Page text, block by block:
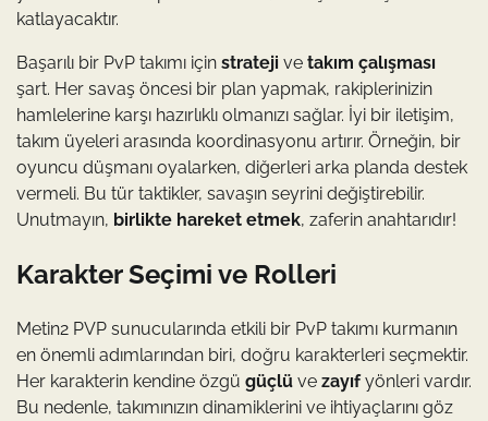
katlayacaktır.
Başarılı bir PvP takımı için strateji ve takım çalışması
şart. Her savaş öncesi bir plan yapmak, rakiplerinizin
hamlelerine karşı hazırlıklı olmanızı sağlar. İyi bir iletişim,
takım üyeleri arasında koordinasyonu artırır. Örneğin, bir
oyuncu düşmanı oyalarken, diğerleri arka planda destek
vermeli. Bu tür taktikler, savaşın seyrini değiştirebilir.
Unutmayın, birlikte hareket etmek, zaferin anahtarıdır!
Karakter Seçimi ve Rolleri
Metin2 PVP sunucularında etkili bir PvP takımı kurmanın
en önemli adımlarından biri, doğru karakterleri seçmektir.
Her karakterin kendine özgü güçlü ve zayıfyönleri vardır.
Bu nedenle, takımınızın dinamiklerini ve ihtiyaçlarını göz